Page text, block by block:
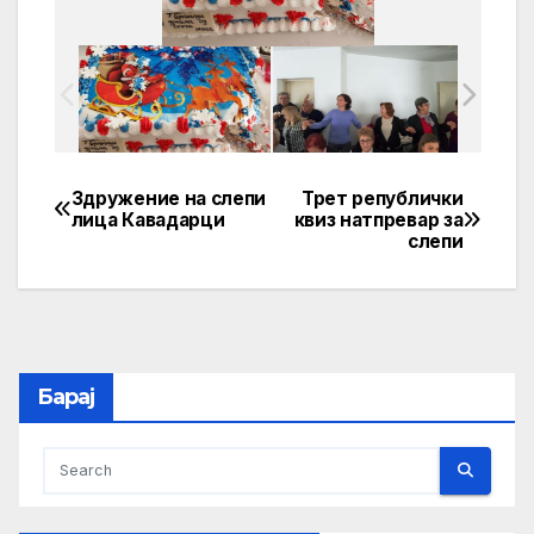
Post
Трет републички
квиз натпревар за
слепи
Здружение на слепи
лица Кавадарци
Барај